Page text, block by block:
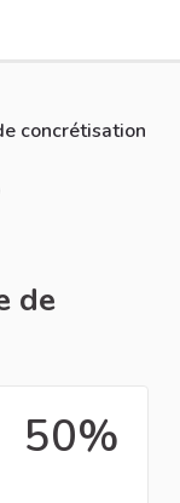
concrétisation
de
50%